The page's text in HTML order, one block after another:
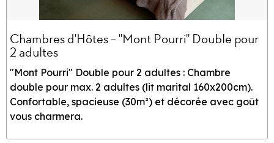
Chambres d'Hôtes - "Mont Pourri" Double pour
2 adultes
"Mont Pourri" Double pour 2 adultes : Chambre
double pour max. 2 adultes (lit marital 160x200cm).
Confortable, spacieuse (30m²) et décorée avec goût
vous charmera.